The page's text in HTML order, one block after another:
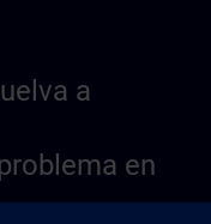
a
en